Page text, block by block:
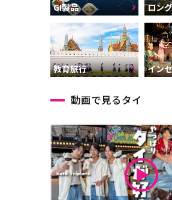
GI製品 ロン
教育旅行 イン
動画で見るタイ